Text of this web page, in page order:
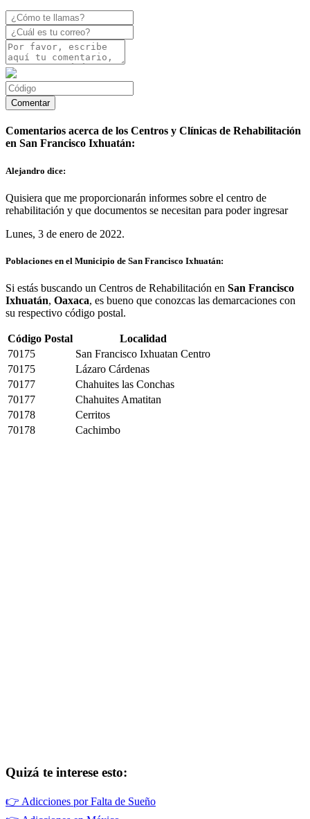
Comentarios acerca de los Centros y Clínicas de Rehabilitación
en San Francisco Ixhuatán:
Alejandro dice:
Quisiera que me proporcionarán informes sobre el centro de
rehabilitación y que documentos se necesitan para poder ingresar
Lunes, 3 de enero de 2022.
Poblaciones en el Municipio de San Francisco Ixhuatán:
Si estás buscando un Centros de Rehabilitación en San Francisco
Ixhuatán, Oaxaca, es bueno que conozcas las demarcaciones con
su respectivo código postal.
Código Postal
Localidad
70175
San Francisco Ixhuatan Centro
70175
Lázaro Cárdenas
70177
Chahuites las Conchas
70177
Chahuites Amatitan
70178
Cerritos
70178
Cachimbo
Quizá te interese esto:
👉 Adicciones por Falta de Sueño